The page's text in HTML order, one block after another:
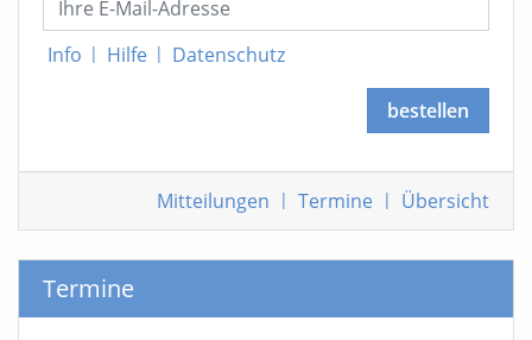
Info | Hilfe | Datenschutz
bestellen
Mitteilungen | Termine | Übersicht
Termine